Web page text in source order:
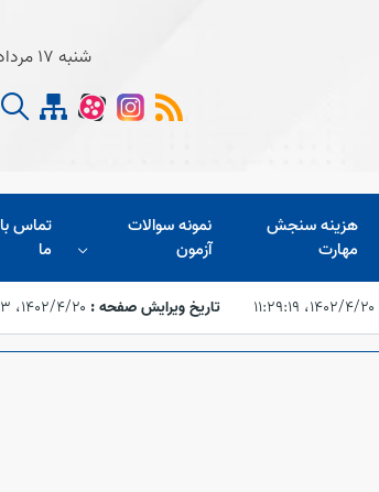
شنبه 17 مرداد 1405
هزینه سنجش
مهارت
نمونه سوالات
آزمون
تماس با
ما
۱۴۰۲/۴/۲۰،‏ ۱۱:۲۹:۱۹ تاریخ ویرایش صفحه : ۱۴۰۲/۴/۲۰،‏ ۱۲:۱۰:۴۳